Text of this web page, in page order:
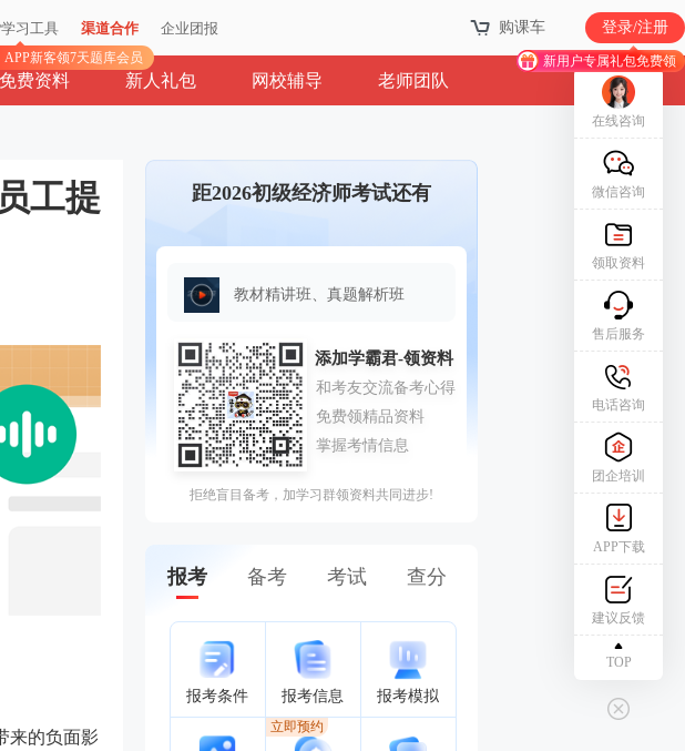
学习工具
APP新客领7天题库会员
渠道合作 企业团报 购课车 登录/注册
新用户专属礼包免费领
免费资料 新人礼包 网校辅导 老师团队
工提
来的负面影
距2026初级经济师考试还有
教材精讲班、真题解析班
拒绝盲目备考，加学习群领资料共同进步!
报考 备考 考试 查分
报考条件 报考信息 报考模拟
立即预约
在线咨询
微信咨询
领取资料
售后服务
电话咨询
团企培训
APP下载
建议反馈
TOP